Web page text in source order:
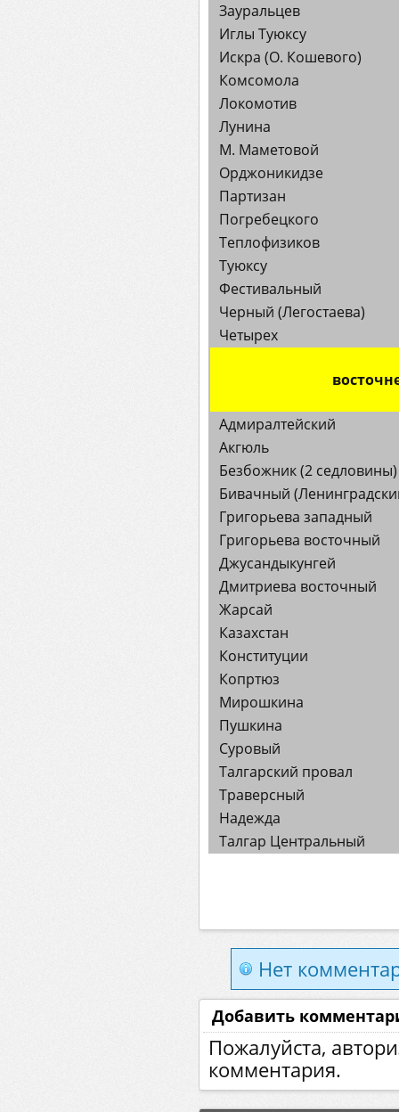
Зауральцев
Иглы Туюксу
Искра (О. Кошевого)
Комсомола
Локомотив
Лунина
М. Маметовой
Орджоникидзе
Партизан
Погребецкого
Теплофизиков
Туюксу
Фестивальный
Черный (Легостаева)
Четырех
Адмиралтейский
Акгюль
Безбожник (2 седловины)
Бивачный
Григорьева западный
Григорьева восточный
Джусандыкунгей
Дмитриева восточный
Жарсай
Казахстан
Конституции
Копртюз
Мирошкина
Пушкина
Суровый
Талгарский провал
Траверсный
Надежда
Талгар Центральный
Нет
Добавить
Пожалуйста,
комментария.